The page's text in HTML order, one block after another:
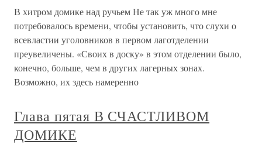
В хитром домике над ручьем Не так уж много мне
потребовалось времени, чтобы установить, что слухи о
всевластии уголовников в первом лаготделении
преувеличены. «Своих в доску» в этом отделении было,
конечно, больше, чем в других лагерных зонах.
Возможно, их здесь намеренно
Глава пятая В СЧАСТЛИВОМ
ДОМИКЕ